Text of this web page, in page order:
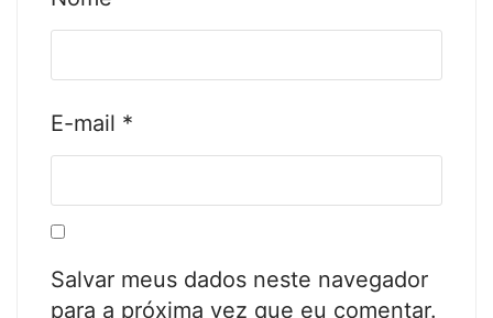
E-mail *
Salvar meus dados neste navegador
para a próxima vez que eu comentar.